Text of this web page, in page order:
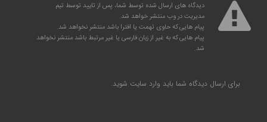
دیدگاه های ارسال شده توسط شما، پس از تایید توسط تیم
مدیریت در وب منتشر خواهد شد.
پیام هایی که حاوی تهمت یا افترا باشد منتشر نخواهد شد.
پیام هایی که به غیر از زبان فارسی یا غیر مرتبط باشد منتشر نخواهد
شد.
برای ارسال دیدگاه شما باید وارد سایت شوید.